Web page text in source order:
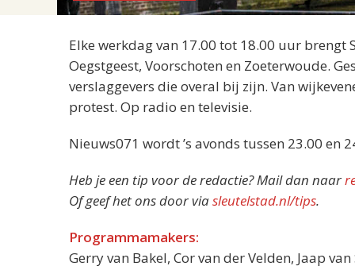
Elke werkdag van 17.00 tot 18.00 uur
Oegstgeest, Voorschoten en Zoeterwoude.
verslaggevers die overal bij zijn. Van
protest. Op radio en televisie.
Nieuws071 wordt ’s avonds tussen 23.00 en
Heb je een tip voor de redactie? Mail dan naar
Of geef het ons door viasleutelstad.nl/tips.
Programmamakers:
Gerry van Bakel, Cor van der Velden, Jaap